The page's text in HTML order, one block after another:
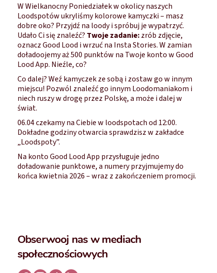
W Wielkanocny Poniedziałek w okolicy naszych
Loodspotów ukryliśmy kolorowe kamyczki – masz
dobre oko? Przyjdź na loody i spróbuj je wypatrzyć.
Udało Ci się znaleźć? Twoje zadanie:zrób zdjęcie,
oznacz Good Lood i wrzuć na Insta Stories. W zamian
doładoojemy aż 500 punktów na Twoje konto w Good
Lood App. Nieźle, co?
Co dalej? Weź kamyczek ze sobą i zostaw go w innym
miejscu! Pozwól znaleźć go innym Loodomaniakom i
niech ruszy w drogę przez Polskę, a może i dalej w
świat.
06.04 czekamy na Ciebie w loodspotach od 12:00.
Dokładne godziny otwarcia sprawdzisz w zakładce
„Loodspoty”.
Na konto Good Lood App przysługuje jedno
doładowanie punktowe, a numery przyjmujemy do
końca kwietnia 2026 – wraz z zakończeniem promocji.
Obserwooj nas w mediach
społecznościowych